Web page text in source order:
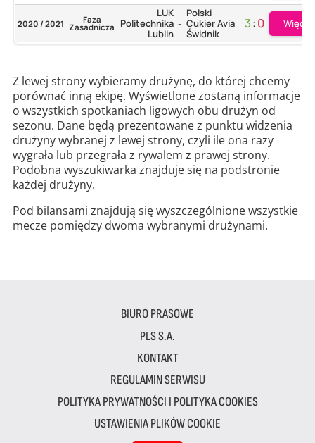
2020 / 2021 Faza
Zasadnicza
LUK
Politechnika
Lublin
-
Polski
Cukier Avia
Świdnik
3:0 Więcej
Z lewej strony wybieramy drużynę, do której chcemy
porównać inną ekipę. Wyświetlone zostaną informacje
o wszystkich spotkaniach ligowych obu drużyn od
sezonu. Dane będą prezentowane z punktu widzenia
drużyny wybranej z lewej strony, czyli ile ona razy
wygrała lub przegrała z rywalem z prawej strony.
Podobna wyszukiwarka znajduje się na podstronie
każdej drużyny.
Pod bilansami znajdują się wyszczególnione wszystkie
mecze pomiędzy dwoma wybranymi drużynami.
BIURO PRASOWE
PLS S.A.
KONTAKT
REGULAMIN SERWISU
POLITYKA PRYWATNOŚCI I POLITYKA COOKIES
USTAWIENIA PLIKÓW COOKIE